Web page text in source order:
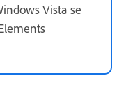
Vista se